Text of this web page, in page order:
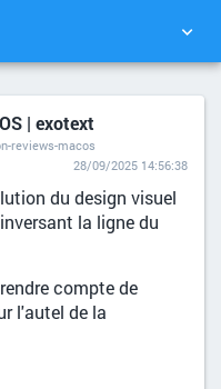
PICTURE WALL
SEARCH
| exotext
reviews-macos
28/09/2025 14:56:38
du design visuel
la ligne du
compte de
l'autel de la